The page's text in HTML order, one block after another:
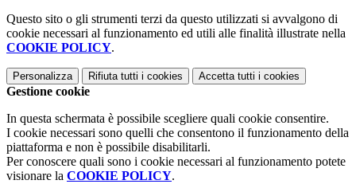
Questo sito o gli strumenti terzi da questo utilizzati si avvalgono di
cookie necessari al funzionamento ed utili alle finalità illustrate nella
COOKIE POLICY.
Personalizza Rifiuta tutti i cookies Accetta tutti i cookies
Gestione cookie
In questa schermata è possibile scegliere quali cookie consentire.
I cookie necessari sono quelli che consentono il funzionamento della
piattaforma e non è possibile disabilitarli.
Per conoscere quali sono i cookie necessari al funzionamento potete
visionare la COOKIE POLICY.